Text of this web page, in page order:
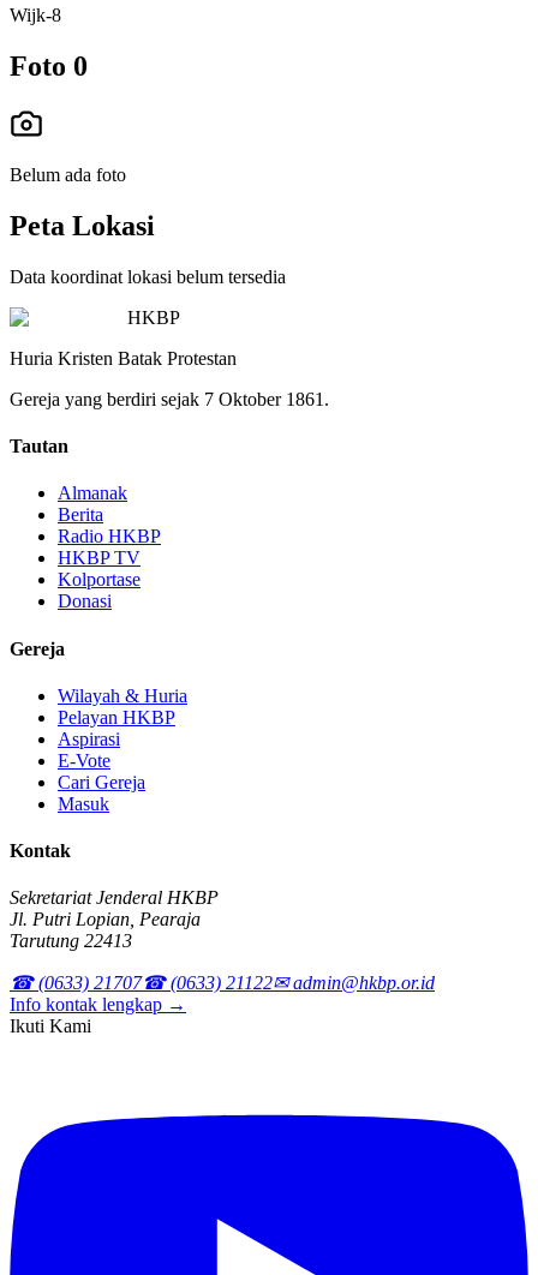
Wijk-8
Foto 0
Belum ada foto
Peta Lokasi
Data koordinat lokasi belum tersedia
HKBP
Huria Kristen Batak Protestan
Gereja yang berdiri sejak 7 Oktober 1861.
Tautan
Almanak
Berita
Radio HKBP
HKBP TV
Kolportase
Donasi
Gereja
Wilayah & Huria
Pelayan HKBP
Aspirasi
E-Vote
Cari Gereja
Masuk
Kontak
Sekretariat Jenderal HKBP
Jl. Putri Lopian, Pearaja
Tarutung 22413
☎ (0633) 21707☎ (0633) 21122✉ admin@hkbp.or.id
Info kontak lengkap →
Ikuti Kami